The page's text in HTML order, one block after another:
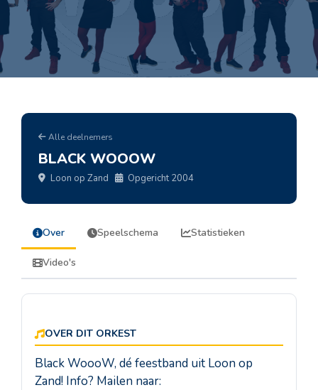
Alle deelnemers
BLACK WOOOW
Loon op Zand Opgericht 2004
Over Speelschema Statistieken
Video's
OVER DIT ORKEST
Black WoooW, dé feestband uit Loon op
Zand! Info? Mailen naar: